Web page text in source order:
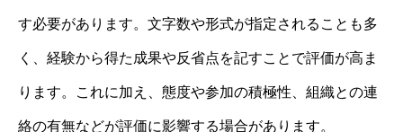
す必要があります。文字数や形式が指定されることも多
く、経験から得た成果や反省点を記すことで評価が高ま
ります。これに加え、態度や参加の積極性、組織との連
絡の有無などが評価に影響する場合があります。